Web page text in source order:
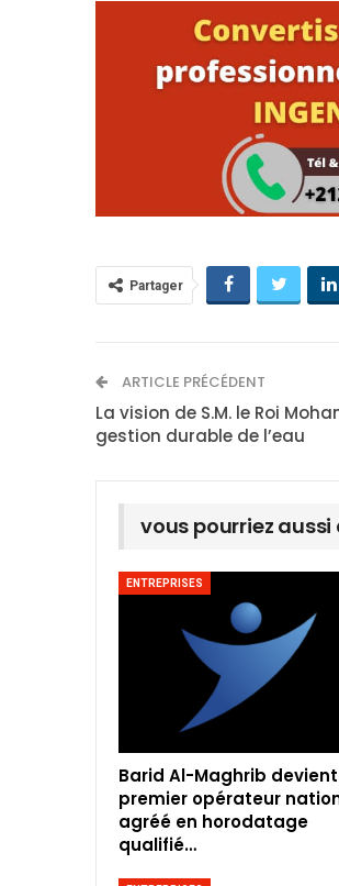
Partager
ARTICLE PRÉCÉDENT
La vision de S.M. le Roi
gestion durable de l’eau
vous pourriez aussi
ENTREPRISES
Barid Al-Maghrib
premier opérateur
agréé en horodatage
qualifié…